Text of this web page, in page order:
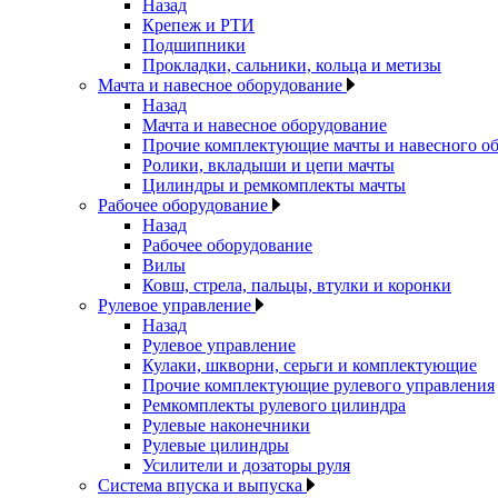
Назад
Крепеж и РТИ
Подшипники
Прокладки, сальники, кольца и метизы
Мачта и навесное оборудование
Назад
Мачта и навесное оборудование
Прочие комплектующие мачты и навесного
Ролики, вкладыши и цепи мачты
Цилиндры и ремкомплекты мачты
Рабочее оборудование
Назад
Рабочее оборудование
Вилы
Ковш, стрела, пальцы, втулки и коронки
Рулевое управление
Назад
Рулевое управление
Кулаки, шкворни, серьги и комплектующие
Прочие комплектующие рулевого управления
Ремкомплекты рулевого цилиндра
Рулевые наконечники
Рулевые цилиндры
Усилители и дозаторы руля
Система впуска и выпуска